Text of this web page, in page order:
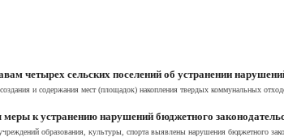
четырех сельских поселений об устранении
и содержания мест (площадок) накопления твердых коммунальных
к устранению нарушений бюджетного
образования, культуры, спорта выявлены нарушения бюджетного